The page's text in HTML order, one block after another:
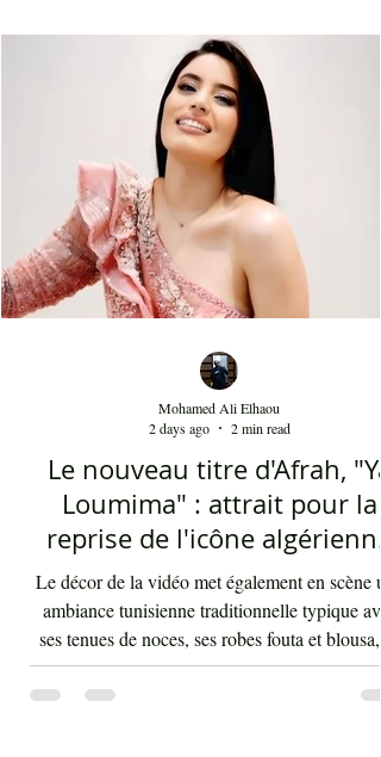
meilleurs musiciens du pays qui s'exécutaient
la baguette de Youssef Belheni. Devant un
très ravi par sa rencontre jusqu'à une heure du
matin, la diva syrienne a chanté les tubes qui
fait sa gloire et qui passent en boucle depuis
décennies dans les radios de masse dans not
Le nouveau titre d'Afrah, "Ya
Loumima" : attrait pour la
reprise de l'icône algérienne
Rabah Driassa
Le décor de la vidéo met également en scène
ambiance tunisienne traditionnelle typique
Mohamed Ali Elhaou
2 days ago
2 min read